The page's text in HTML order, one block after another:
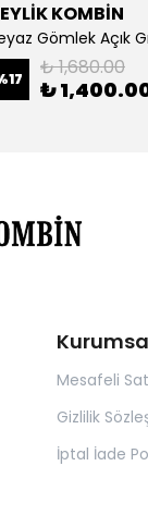
KOMBİN
17 ₺ 1,680.00
₺
Mesafeli
Gizlilik
İptal İade